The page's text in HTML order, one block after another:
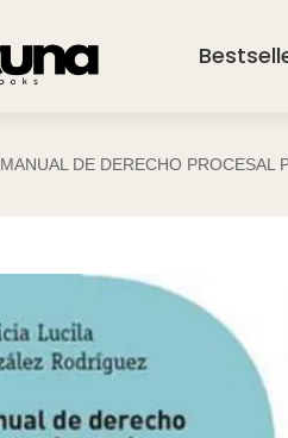
MANUAL DE DERECHO PROCESAL